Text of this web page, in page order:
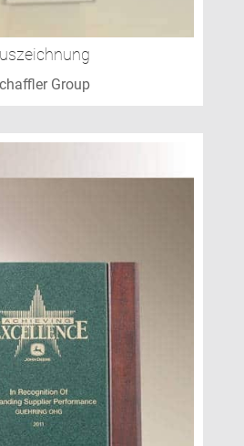
Group